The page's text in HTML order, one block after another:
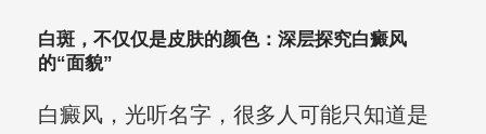
白斑，不仅仅是皮肤的颜色：深层探究白癜风
的“面貌”
白癜风，光听名字，很多人可能只知道是